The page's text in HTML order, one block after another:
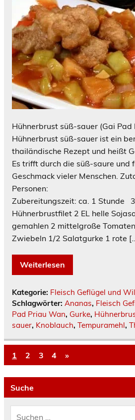
Hühnerbrust süß-sauer (Gai Pad
Hühnerbrust süß-sauer ist ein
thailändische Rezept und heißt
Es trifft durch die süß-saure und
Geschmack vieler Menschen.
Zubereitungszeit: ca. 1 Stunde
Hühnerbrustfilet 2 EL helle
gemahlen 2 mittelgroße
Zwiebeln 1/2 Salatgurke 1 rote
Weiterlesen
Kategorie: Fleisch Geflügel und
Schlagwörter: Ananas, Fleisch
Pad Priau Wan, Gurke,
sauer, Knoblauch, Tempuramehl,
1 2 3 4 »
Suche